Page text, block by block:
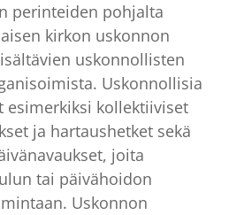
perinteiden pohjalta
kirkon uskonnon
uskonnollisten
Uskonnollisia
esimerkiksi kollektiiviset
ja hartaushetket sekä
joita
tai päivähoidon
Uskonnon